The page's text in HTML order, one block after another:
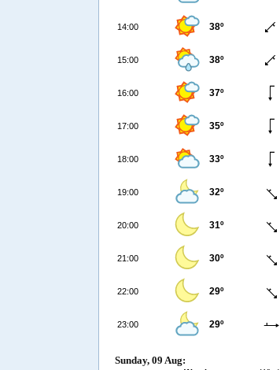
14:00 38º
15:00 38º
16:00 37º
17:00 35º
18:00 33º
19:00 32º
20:00 31º
21:00 30º
22:00 29º
23:00 29º
Sunday, 09 Aug: